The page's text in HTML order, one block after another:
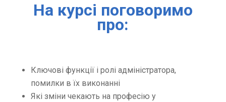
На курсі поговоримо
про:
Ключові функції і ролі адміністратора,
помилки в їх виконанні
Які зміни чекають на професію у